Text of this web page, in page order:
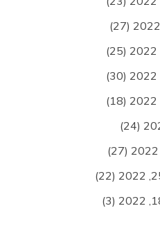
(27)
(25)
(30)
(18)
(24)
(27)
(22)
(3)